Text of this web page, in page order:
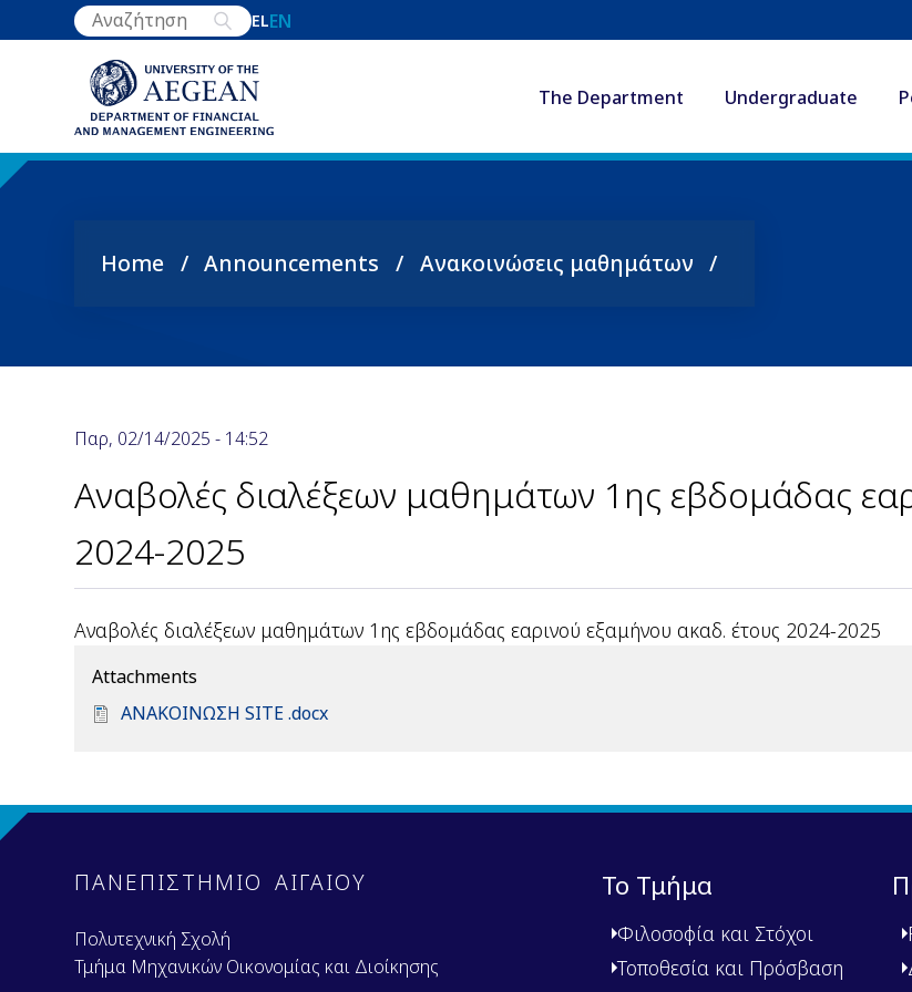
to
ELEN
The Department Undergraduate
Breadcrumb
Home Announcements Ανακοινώσεις μαθημάτων
Παρ, 02/14/2025 - 14:52
Αναβολές διαλέξεων μαθημάτων 1ης εβδομάδας
2024-2025
Αναβολές διαλέξεων μαθημάτων 1ης εβδομάδας εαρινού εξαμήνου ακαδ. έτους 2024-2025
Attachments
D
n
ΑΝΑΚΟΙΝΩΣΗ SITE .docx
ΠΑΝΕΠΙΣΤΗΜΙΟ ΑΙΓΑΙΟΥ
Πολυτεχνική Σχολή
Τμήμα Μηχανικών Οικονομίας και Διοίκησης
Το Τμήμα
Φιλοσοφία και Στόχοι
Τοποθεσία και Πρόσβαση